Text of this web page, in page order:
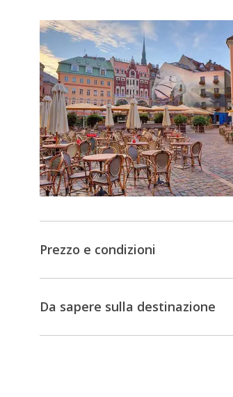
Prezzo e condizioni
Da sapere sulla destinazione